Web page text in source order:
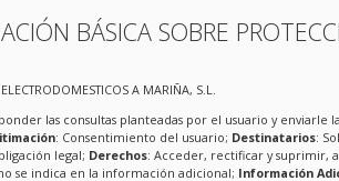
BÁSICA SOBRE
A MARIÑA, S.L.
las consultas planteadas por el usuario y enviarle
: Consentimiento del usuario; Destinatarios:
legal; Derechos: Acceder, rectificar y suprimir,
se indica en la información adicional; Información